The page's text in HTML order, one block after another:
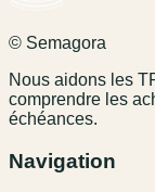
© Semagora
Nous aidons les
comprendre les
échéances.
Navigation